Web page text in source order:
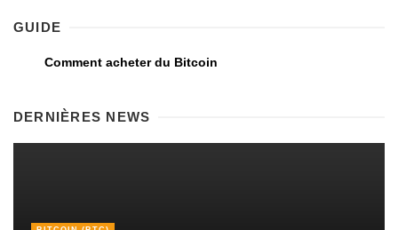
GUIDE
Comment acheter du Bitcoin
DERNIÈRES NEWS